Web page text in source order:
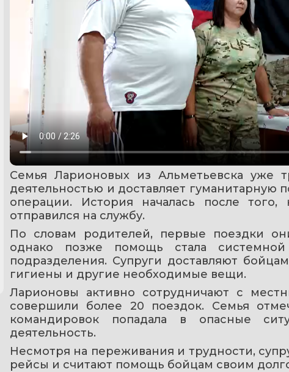
Семья Ларионовых из Альметьевска уже
деятельностью и доставляет гуманитарную
операции. История началась после
отправился на службу.
По словам родителей, первые поездки
однако позже помощь стала
подразделения. Супруги доставляют
гигиены и другие необходимые вещи.
Ларионовы активно сотрудничают с
совершили более 20 поездок. Семья
командировок попадала в опасные
деятельность.
Несмотря на переживания и трудности,
рейсы и считают помощь бойцам своим